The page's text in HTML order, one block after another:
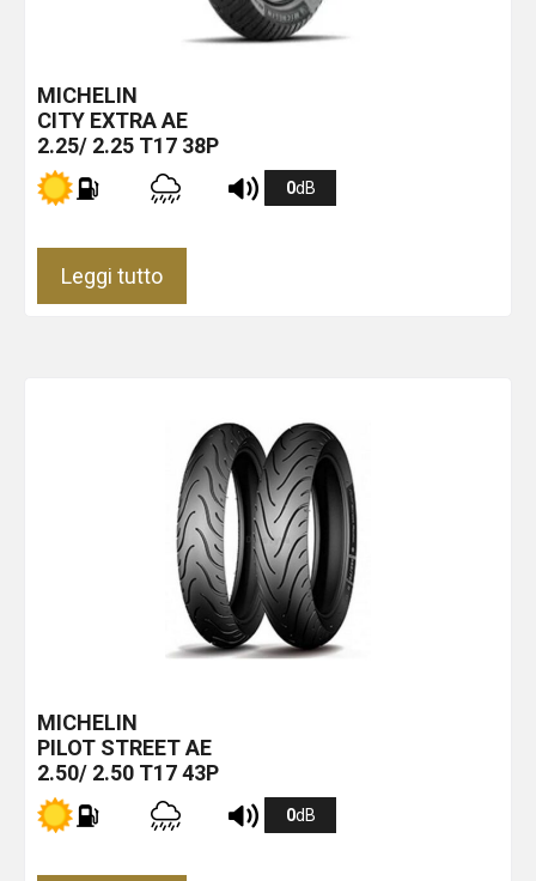
MICHELIN
CITY EXTRAAE
2.25/ 2.25 T17 38P
0dB
Leggi tutto
MICHELIN
PILOT STREETAE
2.50/ 2.50 T17 43P
0dB